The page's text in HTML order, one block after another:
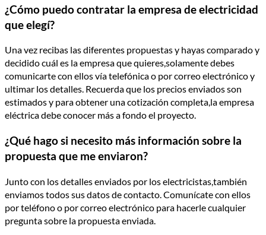
¿Cómo puedo contratar la empresa de electricidad
que elegí?
Una vez recibas las diferentes propuestas y hayas comparado y
decidido cuál es la empresa que quieres,solamente debes
comunicarte con ellos vía telefónica o por correo electrónico y
ultimar los detalles. Recuerda que los precios enviados son
estimados y para obtener una cotización completa,la empresa
eléctrica debe conocer más a fondo el proyecto.
¿Qué hago si necesito más información sobre la
propuesta que me enviaron?
Junto con los detalles enviados por los electricistas,también
enviamos todos sus datos de contacto. Comunícate con ellos
por teléfono o por correo electrónico para hacerle cualquier
pregunta sobre la propuesta enviada.